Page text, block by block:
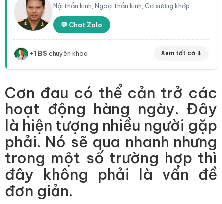
Nội thần kinh, Ngoại thần kinh, Cơ xương khớp
💬 Chat Zalo
+1 BS chuyên khoa Xem tất cả ⬇
Cơn đau có thể cản trở các
hoạt động hàng ngày. Đây
là hiện tượng nhiều người gặp
phải. Nó sẽ qua nhanh nhưng
trong một số trường hợp thì
đây không phải là vấn đề
đơn giản.